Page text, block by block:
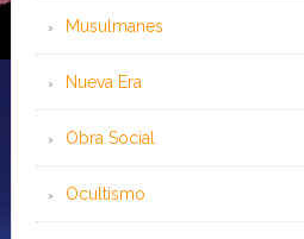
Musulmanes
Nueva Era
Obra Social
Ocultismo